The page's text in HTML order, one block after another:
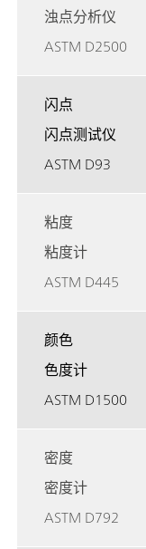
浊点分析仪
ASTM D2500
闪点
闪点测试仪
ASTM D93
粘度
粘度计
ASTM D445
颜色
色度计
ASTM D1500
密度
密度计
ASTM D792